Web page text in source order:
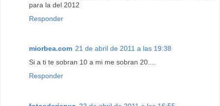
para la del 2012
Responder
miorbea.com 21 de abril de 2011 a las 19:38
Si a ti te sobran 10 a mi me sobran 20....
Responder